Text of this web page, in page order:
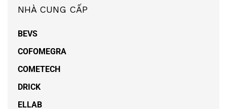
NHÀ CUNG CẤP
BEVS
COFOMEGRA
COMETECH
DRICK
ELLAB